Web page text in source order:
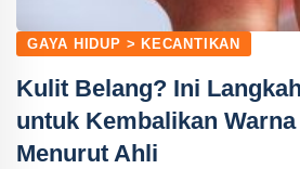
GAYA HIDUP > KECANTIKAN
Kulit Belang? Ini
untuk Kembalikan
Menurut Ahli